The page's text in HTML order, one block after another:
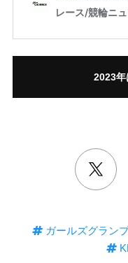
2023年
ガールズグラン